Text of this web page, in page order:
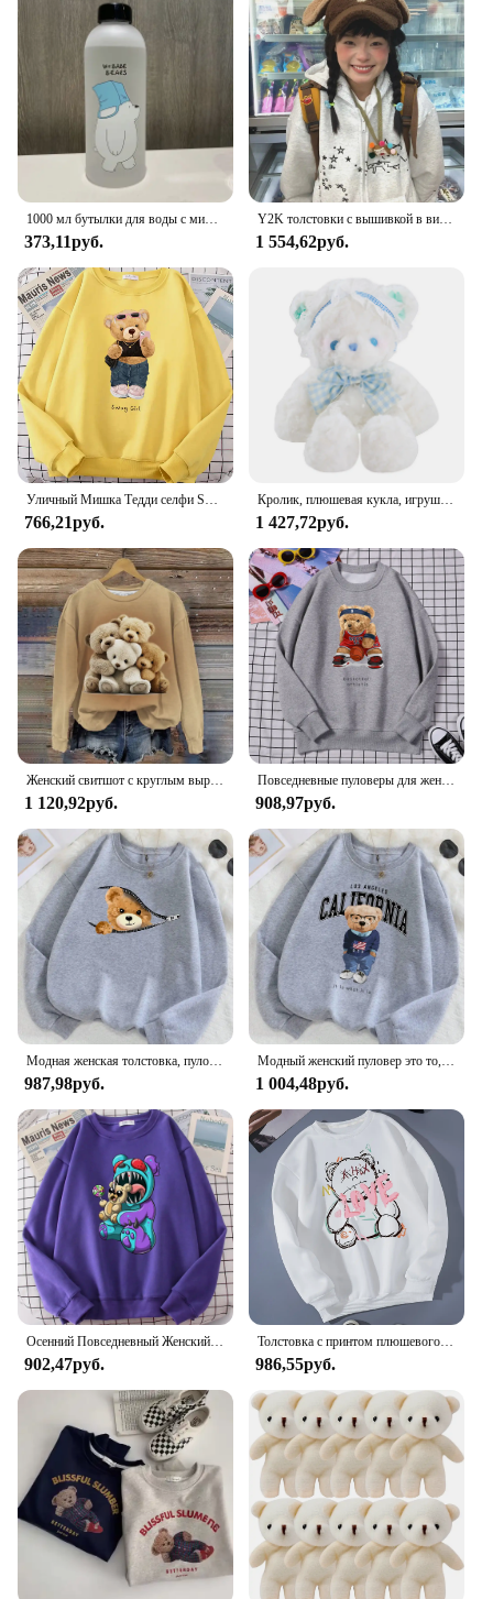
1000 мл бутылки для воды с милой пандой медведем чашка с соломинкой прозрачная мультяшная бутылка для воды посуда для напитков матовый герметичный протеиновый шейкер
373,11руб.
Y2K толстовки с вышивкой в виде звезд и медведей, уличная одежда на молнии с капюшоном, женская одежда, осенняя свободная женская толстовка с капюшоном
1 554,62руб.
Уличный Мишка Тедди селфи Swag девушка смешная толстовка женская хипстерская флисовая толстовка с круглым вырезом Модный пуловер оверсайз Топы
766,21руб.
Кролик, плюшевая кукла, игрушка в стиле "Лолита", медведь, кукла, Мягкое Животное, кролик, мягкие детские игрушки для девочек, подарок на день рождения и Рождество
1 427,72руб.
Женский свитшот с круглым вырезом и 3D-принтом медведя
1 120,92руб.
Повседневные пуловеры для женщин No Best14 плюшевый медведь баскетбольный Атлетический Принт толстовки свободные толстовки с круглым вырезом теплые флисовые Топы
908,97руб.
Модная женская толстовка, пуловер на молнии с принтом медведя, свободная теплая флисовая толстовка с круглым вырезом, женская уличная одежда на осень и зиму
987,98руб.
Модный женский пуловер это то, что это Лос-Анджелес медведь печать Толстовка Флисовая теплая свободная толстовка с круглым вырезом осенняя одежда
1 004,48руб.
Осенний Повседневный Женский пуловер с принтом «Let Me Eat Your Bad Bear», флисовая толстовка с капюшоном, свободная теплая женская уличная одежда
902,47руб.
Толстовка с принтом плюшевого мишки LOVE, весенний женский повседневный удобный пуловер, теплая одежда, свободные флисовые женские толстовки с круглым вырезом
986,55руб.